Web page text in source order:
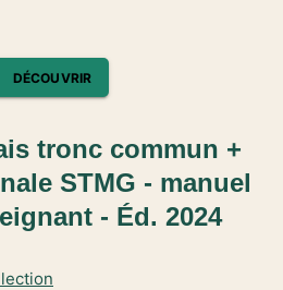
DÉCOUVRIR
tronc commun +
STMG - manuel
- Éd. 2024